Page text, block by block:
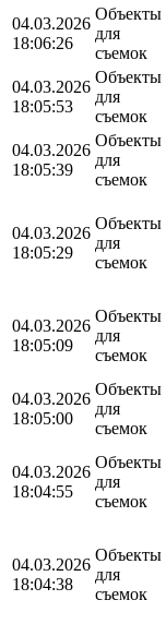
04.03.2026
18:06:26
Объекты
для
съемок
04.03.2026
18:05:53
Объекты
для
съемок
04.03.2026
18:05:39
Объекты
для
съемок
04.03.2026
18:05:29
Объекты
для
съемок
04.03.2026
18:05:09
Объекты
для
съемок
04.03.2026
18:05:00
Объекты
для
съемок
04.03.2026
18:04:55
Объекты
для
съемок
04.03.2026
18:04:38
Объекты
для
съемок